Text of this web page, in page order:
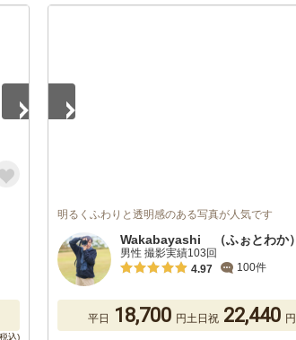
明るくふわりと透明感のある写真が人気です
Wakabayashi （ふぉとわか）
男性 撮影実績103回
4.97
100件
平日 18,700 円土日祝 22,440 円